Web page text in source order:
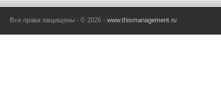
Все права защищены - © 2026 - www.thismanagement.ru